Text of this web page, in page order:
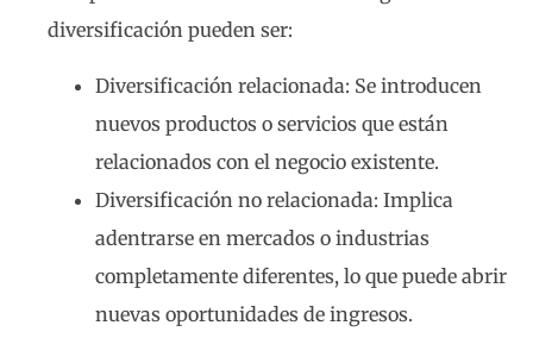
diversificación pueden ser:
Diversificación relacionada: Se introducen
nuevos productos o servicios que están
relacionados con el negocio existente.
Diversificación no relacionada: Implica
adentrarse en mercados o industrias
completamente diferentes, lo que puede abrir
nuevas oportunidades de ingresos.